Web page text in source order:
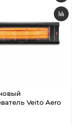
Veito Aero